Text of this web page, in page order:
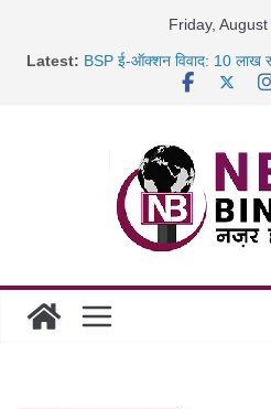
Friday,
Latest: BSP ई-ऑक्शन विवाद: 10 लाख
साइबर ठगी पर दुर्ग पुलिस का
गिरफ्तार